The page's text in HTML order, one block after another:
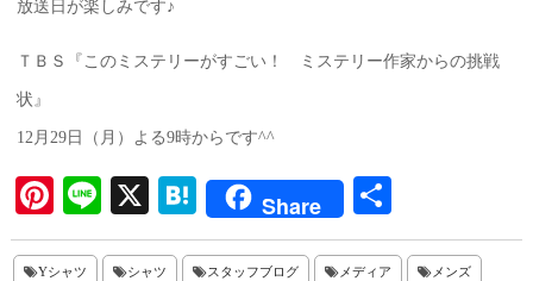
放送日が楽しみです♪
ＴＢＳ『このミステリーがすごい！ ミステリー作家からの挑戦
状』
12月29日（月）よる9時からです^^
Pi
nt
er
Li
ne
X
H
at
en
Share
有
Yシャツ シャツ スタッフブログ メディア メンズ